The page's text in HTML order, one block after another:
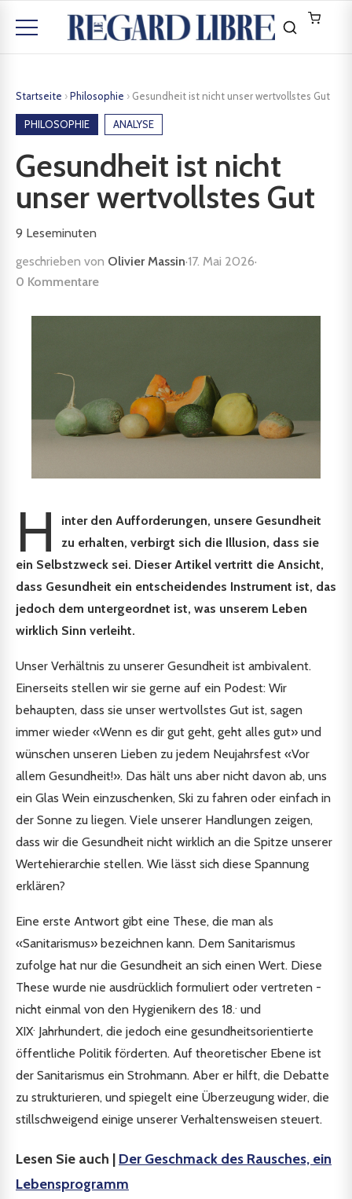
Startseite ›Philosophie › Gesundheit ist nicht unser wertvollstes Gut
PHILOSOPHIE ANALYSE
Gesundheit ist nicht
unser wertvollstes Gut
9 Leseminuten
geschrieben von Olivier Massin·17. Mai 2026·
0 Kommentare
H
inter den Aufforderungen, unsere Gesundheit
zu erhalten, verbirgt sich die Illusion, dass sie
ein Selbstzweck sei. Dieser Artikel vertritt die Ansicht,
dass Gesundheit ein entscheidendes Instrument ist, das
jedoch dem untergeordnet ist, was unserem Leben
wirklich Sinn verleiht.
Unser Verhältnis zu unserer Gesundheit ist ambivalent.
Einerseits stellen wir sie gerne auf ein Podest: Wir
behaupten, dass sie unser wertvollstes Gut ist, sagen
immer wieder «Wenn es dir gut geht, geht alles gut» und
wünschen unseren Lieben zu jedem Neujahrsfest «Vor
allem Gesundheit!». Das hält uns aber nicht davon ab, uns
ein Glas Wein einzuschenken, Ski zu fahren oder einfach in
der Sonne zu liegen. Viele unserer Handlungen zeigen,
dass wir die Gesundheit nicht wirklich an die Spitze unserer
Wertehierarchie stellen. Wie lässt sich diese Spannung
erklären?
Eine erste Antwort gibt eine These, die man als
«Sanitarismus» bezeichnen kann. Dem Sanitarismus
zufolge hat nur die Gesundheit an sich einen Wert. Diese
These wurde nie ausdrücklich formuliert oder vertreten -
nicht einmal von den Hygienikern des 18.. und
XIX. Jahrhundert, die jedoch eine gesundheitsorientierte
öffentliche Politik förderten. Auf theoretischer Ebene ist
der Sanitarismus ein Strohmann. Aber er hilft, die Debatte
zu strukturieren, und spiegelt eine Überzeugung wider, die
stillschweigend einige unserer Verhaltensweisen steuert.
Lesen Sie auch | Der Geschmack des Rausches, ein
Lebensprogramm